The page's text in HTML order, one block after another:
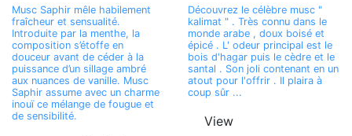
Musc Saphir mêle habilement
fraîcheur et sensualité.
Introduite par la menthe, la
composition s’étoffe en
douceur avant de céder à la
puissance d’un sillage ambré
aux nuances de vanille. Musc
Saphir assume avec un charme
inouï ce mélange de fougue et
de sensibilité.
Découvrez le célèbre musc "
kalimat " . Très connu dans le
monde arabe , doux boisé et
épicé . L' odeur principal est le
bois d'hagar puis le cèdre et le
santal . Son joli contenant en un
atout pour l'offrir . Il plaira à
coup sûr ...
View